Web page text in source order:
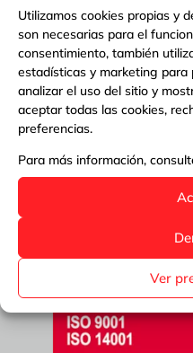
Utilizamos cookies propias y
son necesarias para el
consentimiento, también
estadísticas y marketing para
analizar el uso del sitio y
aceptar todas las cookies,
preferencias.
Para más información,
Ver
planteamientos como:
piscina y se ha puesto
“¿cuánta sal tengo